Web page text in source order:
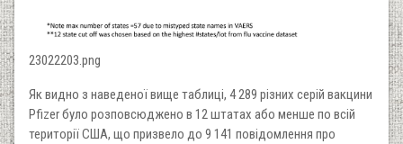
23022203.png
Як видно з наведеної вище таблиці, 4 289 різних серій вакцини
Pfizer було розповсюджено в 12 штатах або менше по всій
території США, що призвело до 9 141 повідомлення про